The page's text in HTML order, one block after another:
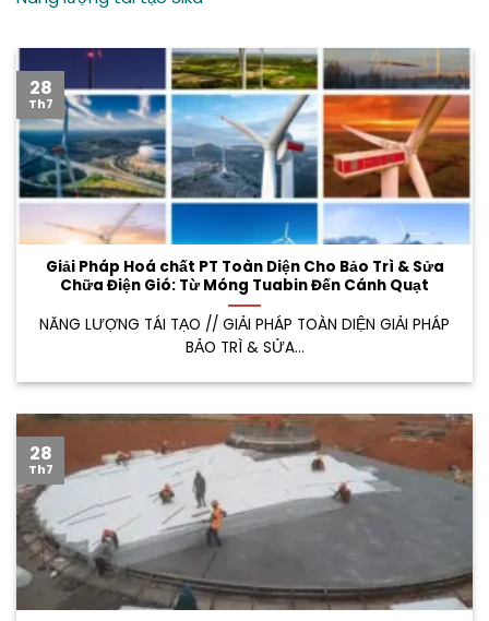
Giải Pháp Hoá chất PT Toàn Diện Cho Bảo Trì & Sửa
Chữa Điện Gió: Từ Móng Tuabin Đến Cánh Quạt
NĂNG LƯỢNG TÁI TẠO // GIẢI PHÁP TOÀN DIỆN GIẢI PHÁP
BẢO TRÌ & SỬA...
28
Th7
28
Th7